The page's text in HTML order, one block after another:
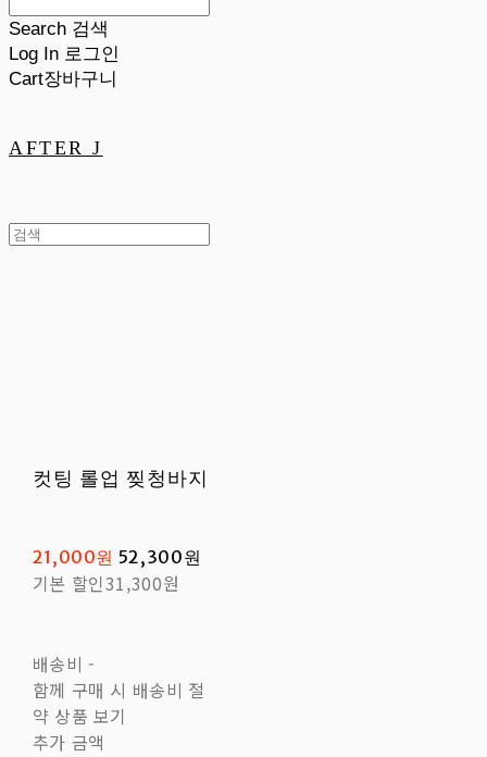
Search 검색
Log In 로그인
Cart장바구니
AFTER J
컷팅 롤업 찢청바지
21,000원 52,300원
기본 할인31,300원
배송비 -
함께 구매 시 배송비 절
약 상품 보기
추가 금액